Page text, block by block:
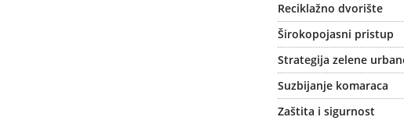
Reciklažno dvorište
Širokopojasni pristup
Strategija zelene
Suzbijanje komaraca
Zaštita i sigurnost